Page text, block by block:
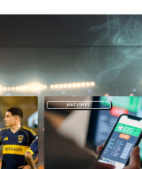
DEPORTES